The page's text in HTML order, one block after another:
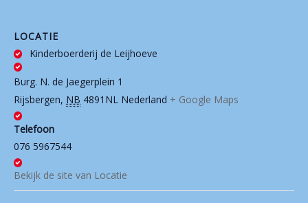
LOCATIE
Kinderboerderij de Leijhoeve
Burg. N. de Jaegerplein 1
Rijsbergen, NB 4891NL Nederland + Google Maps
Telefoon
076 5967544
Bekijk de site van Locatie